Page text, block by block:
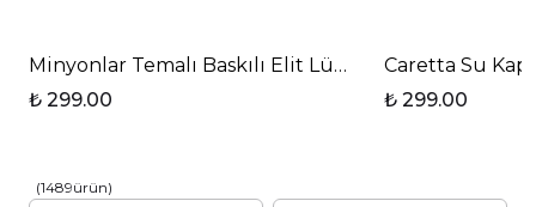
Minyonlar Temalı Baskılı Elit Lüx Porselen Kupa
₺ 299.00
Caretta Su
₺ 299.00
(1489ürün)